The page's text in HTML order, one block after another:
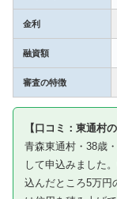
金利
融資額
審査の特徴
【口コミ：東通村
青森東通村・38歳
して申込みました
込んだところ5万円